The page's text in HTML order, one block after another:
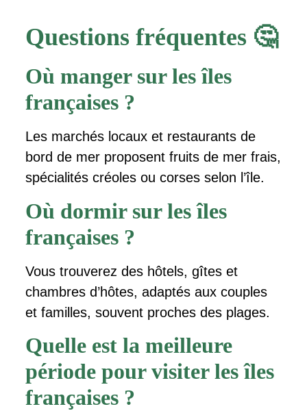
Questions fréquentes 🤔
Où manger sur les îles
françaises ?
Les marchés locaux et restaurants de
bord de mer proposent fruits de mer frais,
spécialités créoles ou corses selon l’île.
Où dormir sur les îles
françaises ?
Vous trouverez des hôtels, gîtes et
chambres d’hôtes, adaptés aux couples
et familles, souvent proches des plages.
Quelle est la meilleure
période pour visiter les îles
françaises ?